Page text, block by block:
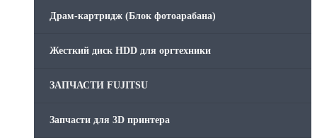
Драм-картридж (Блок фотоарабана)
Жесткий диск HDD для оргтехники
ЗАПЧАСТИ FUJITSU
Запчасти для 3D принтера